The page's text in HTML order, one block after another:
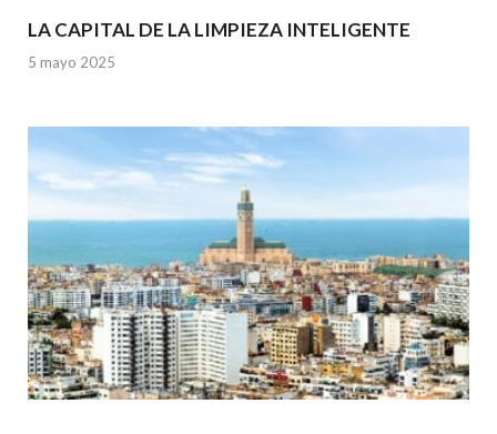
LA CAPITAL DE LA LIMPIEZA INTELIGENTE
5 mayo 2025